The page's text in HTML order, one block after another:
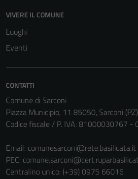
VIVERE IL COMUNE
Luoghi
Eventi
CONTATTI
Comune di Sarconi
Piazza Municipio, 11 85050, Sarconi (PZ)
Codice fiscale / P. IVA: 81000030767
Email: comunesarconi@rete.basilicata.it
PEC:
Centralino unico: (+39) 0975 66016